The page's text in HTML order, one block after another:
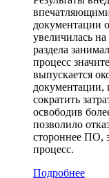
документации
увеличилась
раздела
процесс
выпускается
документации,
сократить
освободив
позволило
стороннее ПО,
процесс.
Подробнее